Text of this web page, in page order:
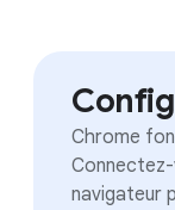
Chrome
navigateur